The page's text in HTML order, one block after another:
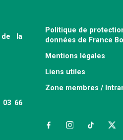
de la
03 66
Politique de
données de France
Mentions légales
Liens utiles
Zone membres /
FacebookInstagramTikTok